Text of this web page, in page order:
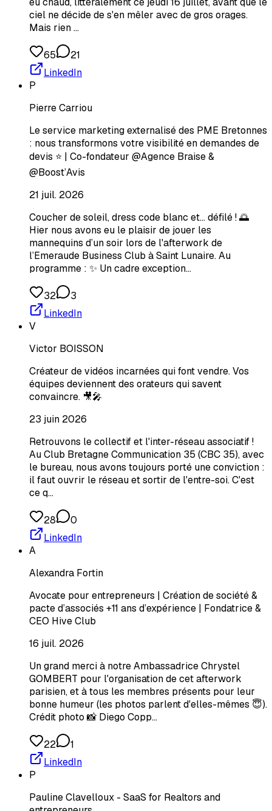
ciel ne décide de s'en mêler avec de gros orages.
Mais rien …
65
21
LinkedIn
P
Pierre Carriou
Le service marketing externalisé des PME Bretonnes
: nous transformons votre visibilité en demandes de
devis ⭐️ | Co-fondateur @Agence Braise &
@Boost’Avis
21 juil. 2026
Coucher de soleil, dress code blanc et… défilé ! 🌅
Hier nous avons eu le plaisir de jouer les
mannequins d’un soir lors de l'afterwork de
l’Emeraude Business Club à Saint Lunaire. Au
programme : ✨ Un cadre exception…
32
3
LinkedIn
V
Victor BOISSON
Créateur de vidéos incarnées qui font vendre. Vos
équipes deviennent des orateurs qui savent
convaincre. 🎥🎤
23 juin 2026
Retrouvons le collectif et l'inter-réseau associatif !
Au Club Bretagne Communication 35 (CBC 35), avec
le bureau, nous avons toujours porté une conviction :
il faut ouvrir le réseau et sortir de l'entre-soi. C'est
ce q…
28
0
LinkedIn
A
Alexandra Fortin
Avocate pour entrepreneurs | Création de société &
pacte d’associés +11 ans d’expérience | Fondatrice &
CEO Hive Club
16 juil. 2026
Un grand merci à notre Ambassadrice Chrystel
GOMBERT pour l'organisation de cet afterwork
parisien, et à tous les membres présents pour leur
bonne humeur (les photos parlent d'elles-mêmes 😇).
Crédit photo 📸 Diego Copp…
22
1
LinkedIn
P
Pauline Clavelloux - SaaS for Realtors and